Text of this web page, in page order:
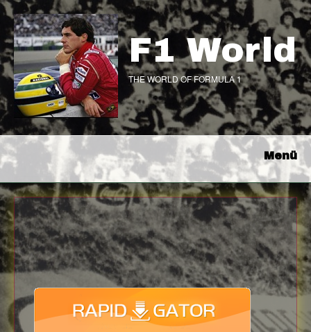
F1 World
THE WORLD OF FORMULA 1
Menü
Download
with full Speed !